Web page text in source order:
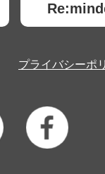
プライバシーポ